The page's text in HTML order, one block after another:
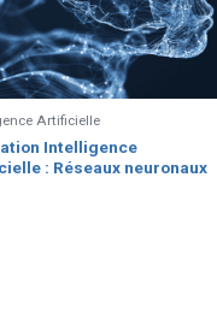
Artificielle
Intelligence
: Réseaux neuronaux